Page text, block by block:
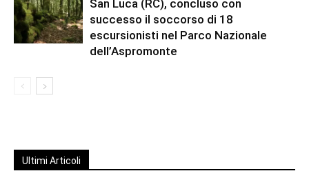
San Luca (RC), concluso con
successo il soccorso di 18
escursionisti nel Parco Nazionale
dell’Aspromonte
Ultimi Articoli